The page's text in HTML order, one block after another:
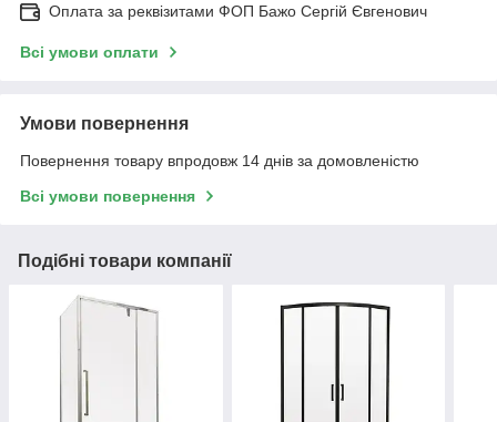
Оплата за реквізитами ФОП Бажо Сергій Євгенович
Всі умови оплати
Умови повернення
Повернення товару впродовж 14 днів за домовленістю
Всі умови повернення
Подібні товари компанії